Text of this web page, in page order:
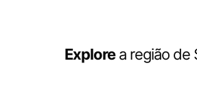
Explorea região de